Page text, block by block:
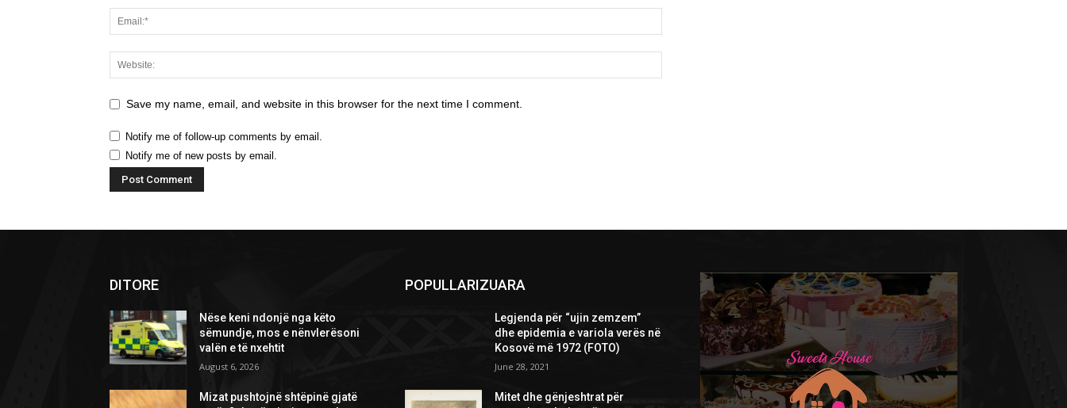
Save my name, email, and website in this browser for the next time I comment.
Notify me of follow-up comments by email.
Notify me of new posts by email.
DITORE
Nëse keni ndonjë nga këto
sëmundje, mos e nënvlerësoni
valën e të nxehtit
August 6, 2026
Mizat pushtojnë shtëpinë gjatë
POPULLARIZUARA
Legjenda për “ujin zemzem”
dhe epidemia e variola verës në
Kosovë më 1972 (FOTO)
June 28, 2021
Mitet dhe gënjeshtrat për